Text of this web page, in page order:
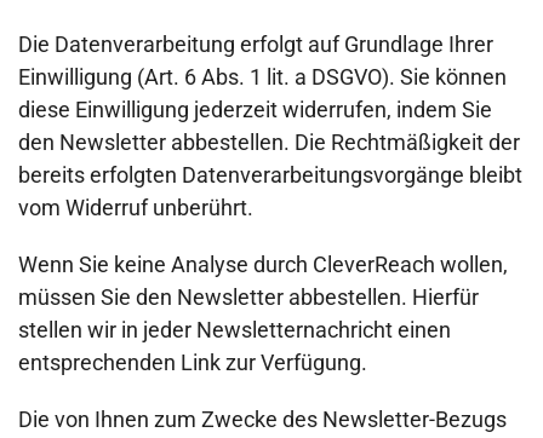
Die Datenverarbeitung erfolgt auf Grundlage Ihrer
Einwilligung (Art. 6 Abs. 1 lit. a DSGVO). Sie können
diese Einwilligung jederzeit widerrufen, indem Sie
den Newsletter abbestellen. Die Rechtmäßigkeit der
bereits erfolgten Datenverarbeitungsvorgänge bleibt
vom Widerruf unberührt.
Wenn Sie keine Analyse durch CleverReach wollen,
müssen Sie den Newsletter abbestellen. Hierfür
stellen wir in jeder Newsletternachricht einen
entsprechenden Link zur Verfügung.
Die von Ihnen zum Zwecke des Newsletter-Bezugs